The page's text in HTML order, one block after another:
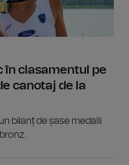
în clasamentul pe
canotaj de la
bilanț de șase medalii